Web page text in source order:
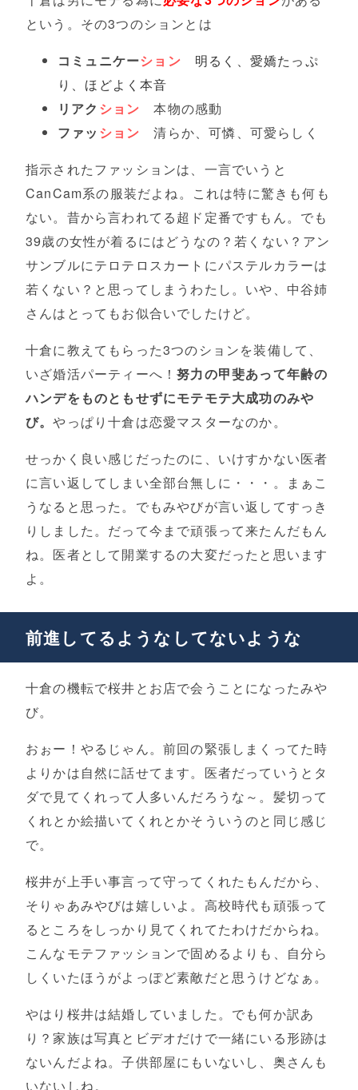
という。その3つのションとは
コミュニケーション 明るく、愛嬌たっぷ
り、ほどよく本音
リアク ション 本物の感動
ファッ ション 清らか、可憐、可愛らしく
指示されたファッションは、一言でいうと
CanCam系の服装だよね。これは特に驚きも何も
ない。昔から言われてる超ド定番ですもん。でも
39歳の女性が着るにはどうなの？若くない？アン
サンブルにテロテロスカートにパステルカラーは
若くない？と思ってしまうわたし。いや、中谷姉
さんはとってもお似合いでしたけど。
十倉に教えてもらった3つのションを装備して、
いざ婚活パーティーへ！努力の甲斐あって年齢の
ハンデをものともせずにモテモテ大成功のみや
び。やっぱり十倉は恋愛マスターなのか。
せっかく良い感じだったのに、いけすかない医者
に言い返してしまい全部台無しに・・・。まぁこ
うなると思った。でもみやびが言い返してすっき
りしました。だって今まで頑張って来たんだもん
ね。医者として開業するの大変だったと思います
よ。
前進してるようなしてないような
十倉の機転で桜井とお店で会うことになったみや
び。
おぉー！やるじゃん。前回の緊張しまくってた時
よりかは自然に話せてます。医者だっていうとタ
ダで見てくれって人多いんだろうな～。髪切って
くれとか絵描いてくれとかそういうのと同じ感じ
で。
桜井が上手い事言って守ってくれたもんだから、
そりゃあみやびは嬉しいよ。高校時代も頑張って
るところをしっかり見てくれてたわけだからね。
こんなモテファッションで固めるよりも、自分ら
しくいたほうがよっぽど素敵だと思うけどなぁ。
やはり桜井は結婚していました。でも何か訳あ
り？家族は写真とビデオだけで一緒にいる形跡は
ないんだよね。子供部屋にもいないし、奥さんも
いないしね。